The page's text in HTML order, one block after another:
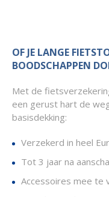
OF JE LANGE
BOODSCHAPPEN
Met de
een gerust hart de
basisdekking:
Verzekerd in heel
Tot 3 jaar na
Accessoires mee te